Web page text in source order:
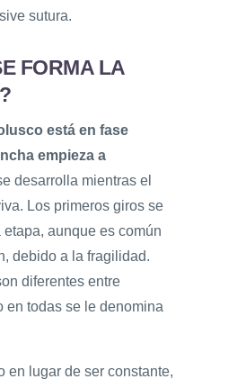
sutura.
FORMA LA
está en fase
empieza a
desarrolla mientras el
Los primeros giros se
etapa, aunque es común
debido a la fragilidad.
diferentes entre
en todas se le denomina
en lugar de ser constante,